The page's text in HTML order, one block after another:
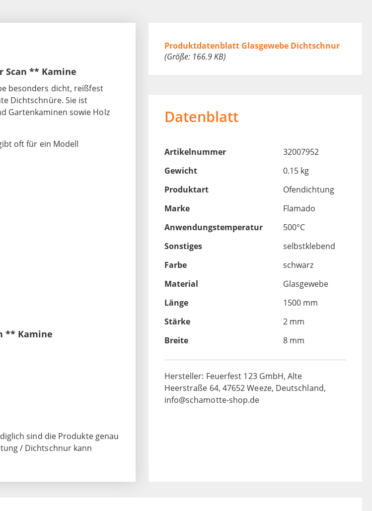
Scan ** Kamine
besonders dicht, reißfest
Dichtschnüre. Sie ist
Gartenkaminen sowie Holz
oft für ein Modell
** Kamine
sind die Produkte genau
/ Dichtschnur kann
Produktdatenblatt Glasgewebe Dichtschnur
(Größe: 166.9 KB)
Datenblatt
Artikelnummer
32007952
Gewicht
0.15 kg
Produktart
Ofendichtung
Marke
Flamado
Anwendungstemperatur
500°C
Sonstiges
selbstklebend
Farbe
schwarz
Material
Glasgewebe
Länge
1500 mm
Stärke
2 mm
Breite
8 mm
Hersteller: Feuerfest 123 GmbH, Alte
Heerstraße 64, 47652 Weeze, Deutschland,
info@schamotte-shop.de